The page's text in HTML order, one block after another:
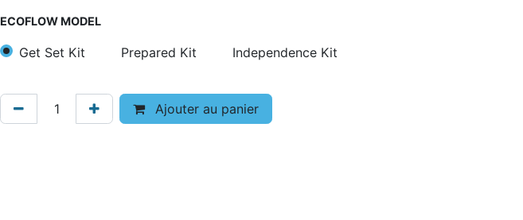
ECOFLOW MODEL
Get Set Kit Prepared Kit Independence Kit
Ajouter au panier